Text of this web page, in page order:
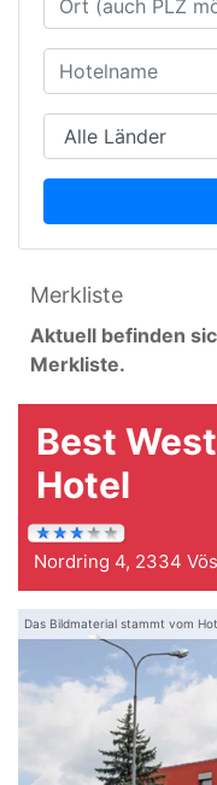
Merkliste
Aktuell befinden
Merkliste.
Best
Hotel
Nordring 4, 2334
Das Bildmaterial stammt vom